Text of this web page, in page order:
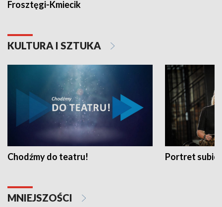
Frosztęgi-Kmiecik
KULTURA I SZTUKA
Chodźmy do teatru! Portret
MNIEJSZOŚCI